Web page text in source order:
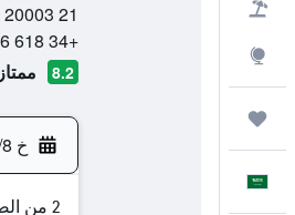
21 Narrika Kalea, 20003, سان سباستيان, مقاطعة غيبوثكـوا, أسبانيا
+34 618 316 557
8.2 ممتاز
خ 13/8
2 من الضيوف، غرفة واحدة